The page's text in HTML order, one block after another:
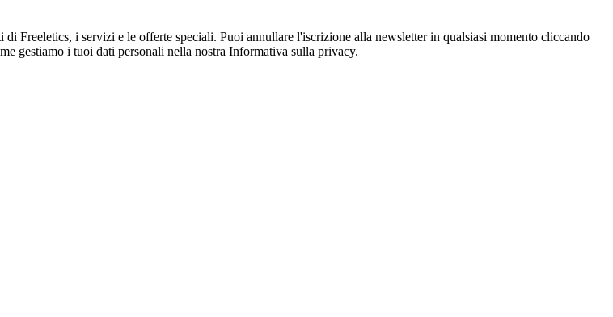
Freeletics, i servizi e le offerte speciali. Puoi annullare l'iscrizione alla newsletter in qualsiasi momento cliccando
gestiamo i tuoi dati personali nella nostra Informativa sulla privacy.